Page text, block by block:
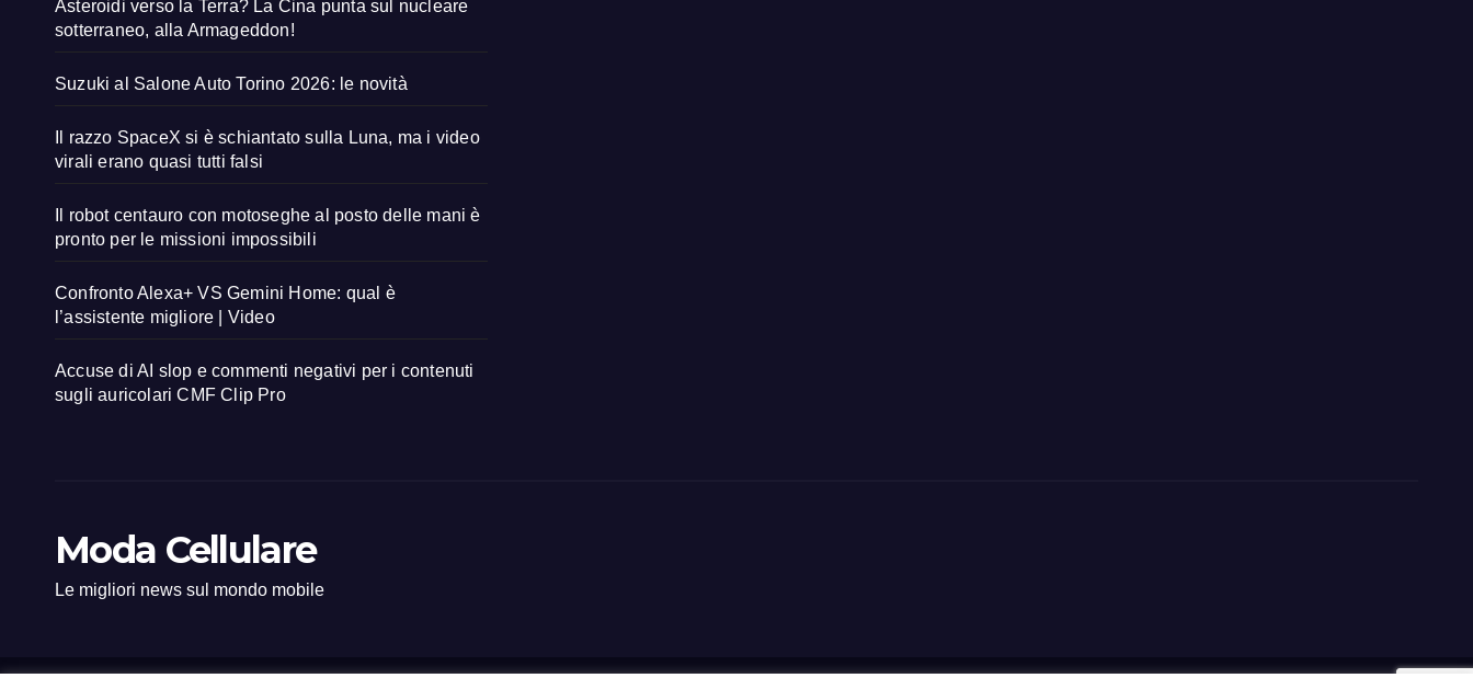
Asteroidi verso la Terra? La Cina punta sul nucleare
sotterraneo, alla Armageddon!
Suzuki al Salone Auto Torino 2026: le novità
Il razzo SpaceX si è schiantato sulla Luna, ma i video
virali erano quasi tutti falsi
Il robot centauro con motoseghe al posto delle mani è
pronto per le missioni impossibili
Confronto Alexa+ VS Gemini Home: qual è
l’assistente migliore | Video
Accuse di AI slop e commenti negativi per i contenuti
sugli auricolari CMF Clip Pro
Moda Cellulare
Le migliori news sul mondo mobile